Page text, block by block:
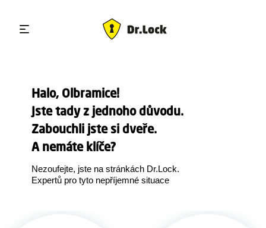
Halo, Olbramice!
Jste tady z jednoho důvodu.
Zabouchli jste si dveře.
A nemáte klíče?
Nezoufejte, jste na stránkách Dr.Lock.
Expertů pro tyto nepříjemné situace